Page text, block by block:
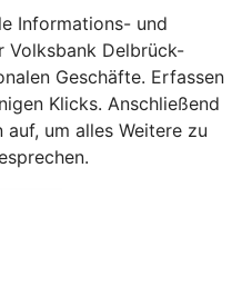
Informations- und
Volksbank Delbrück-
Geschäfte. Erfassen
Klicks. Anschließend
um alles Weitere zu